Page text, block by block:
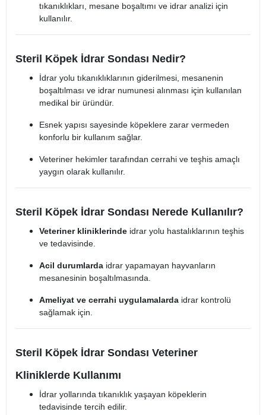
tıkanıklıkları, mesane boşaltımı ve idrar analizi için
kullanılır.
Steril Köpek İdrar Sondası Nedir?
İdrar yolu tıkanıklıklarının giderilmesi, mesanenin
boşaltılması ve idrar numunesi alınması için kullanılan
medikal bir üründür.
Esnek yapısı sayesinde köpeklere zarar vermeden
konforlu bir kullanım sağlar.
Veteriner hekimler tarafından cerrahi ve teşhis amaçlı
yaygın olarak kullanılır.
Steril Köpek İdrar Sondası Nerede Kullanılır?
Veteriner kliniklerinde idrar yolu hastalıklarının teşhis
ve tedavisinde.
Acil durumlarda idrar yapamayan hayvanların
mesanesinin boşaltılmasında.
Ameliyat ve cerrahi uygulamalarda idrar kontrolü
sağlamak için.
Steril Köpek İdrar Sondası Veteriner
Kliniklerde Kullanımı
İdrar yollarında tıkanıklık yaşayan köpeklerin
tedavisinde tercih edilir.